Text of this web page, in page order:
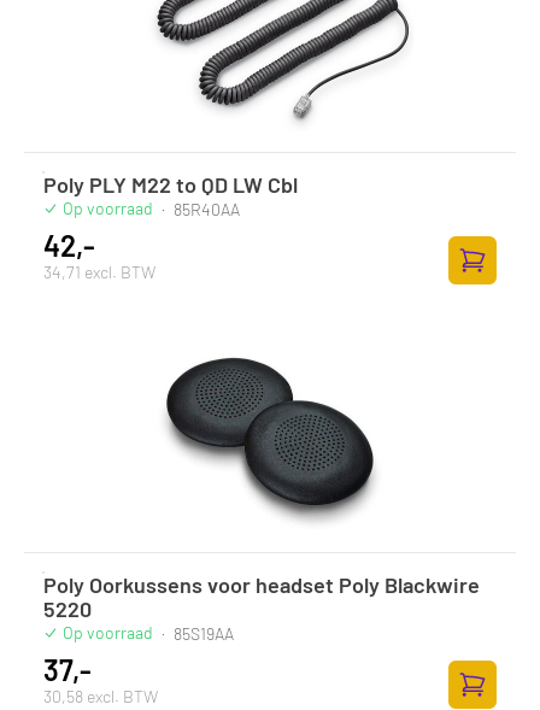
Poly PLY M22 to QD LW Cbl
Op voorraad · 85R40AA
42,-
34,71 excl. BTW
Zum
Poly Oorkussens voor headset Poly Blackwire
5220
Op voorraad · 85S19AA
37,-
30,58 excl. BTW